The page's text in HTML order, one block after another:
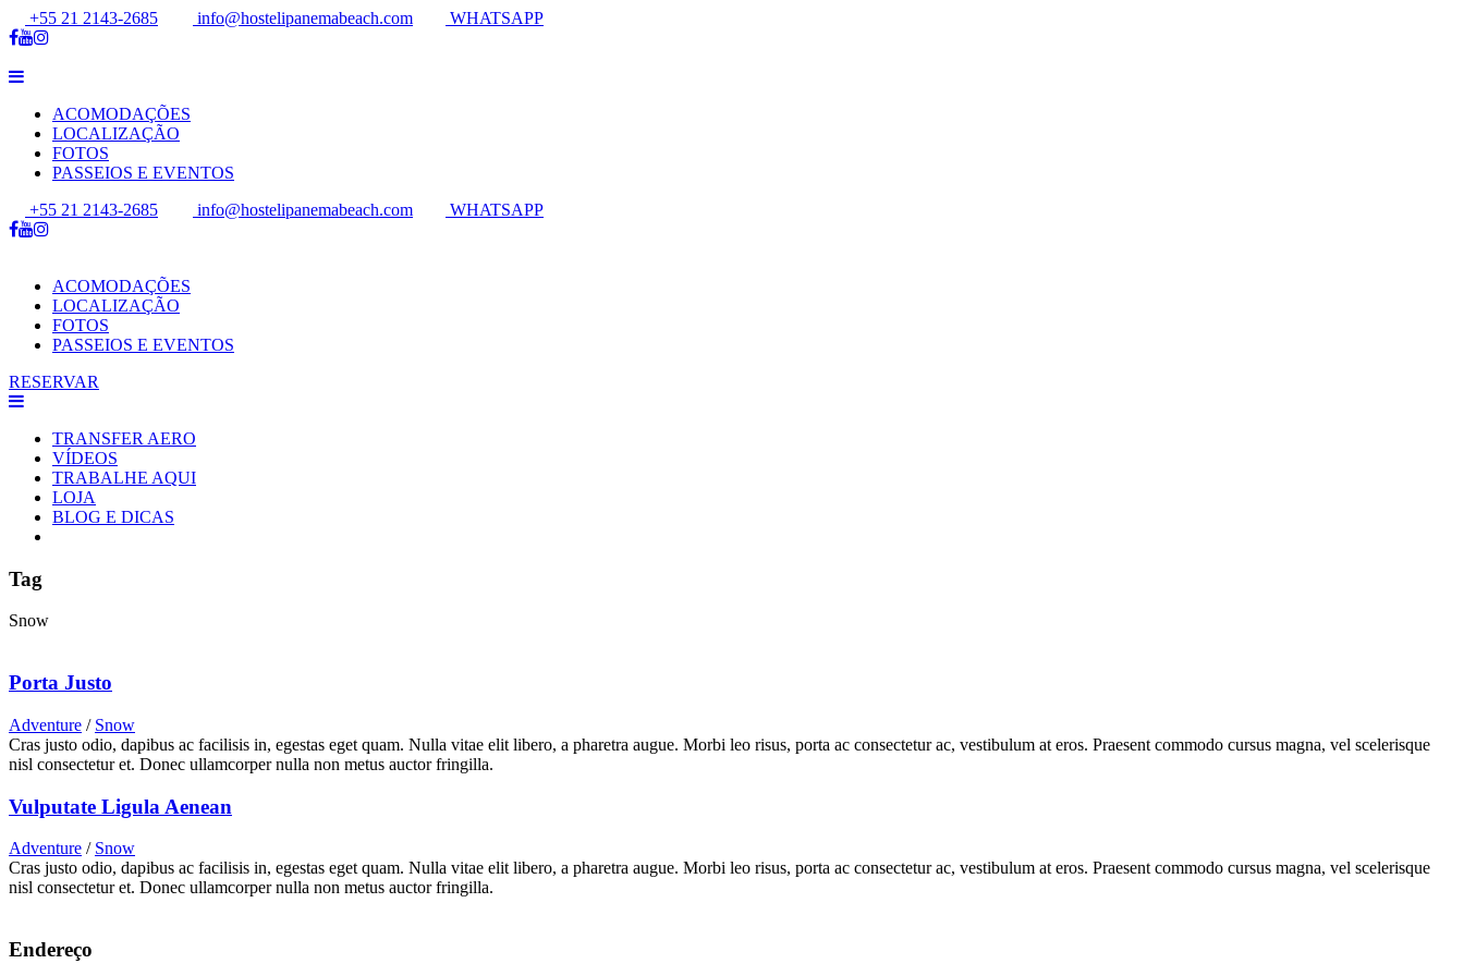
+55 21 2143-2685 info@hostelipanemabeach.com WHATSAPP
ACOMODAÇÕES
LOCALIZAÇÃO
FOTOS
PASSEIOS E EVENTOS
+55 21 2143-2685
info@hostelipanemabeach.com WHATSAPP
ACOMODAÇÕES
LOCALIZAÇÃO
FOTOS
PASSEIOS E EVENTOS
RESERVAR
TRANSFER AERO
VÍDEOS
TRABALHE AQUI
LOJA
BLOG E DICAS
Tag
Snow
Porta Justo
Adventure / Snow
Cras justo odio, dapibus ac facilisis in, egestas eget quam. Nulla vitae elit libero, a pharetra augue. Morbi leo risus, porta ac consectetur ac, vestibulum at eros. Praesent commodo cursus magna, vel scelerisque
nisl consectetur et. Donec ullamcorper nulla non metus auctor fringilla.
Vulputate Ligula Aenean
Adventure / Snow
Cras justo odio, dapibus ac facilisis in, egestas eget quam. Nulla vitae elit libero, a pharetra augue. Morbi leo risus, porta ac consectetur ac, vestibulum at eros. Praesent commodo cursus magna, vel scelerisque
nisl consectetur et. Donec ullamcorper nulla non metus auctor fringilla.
Endereço